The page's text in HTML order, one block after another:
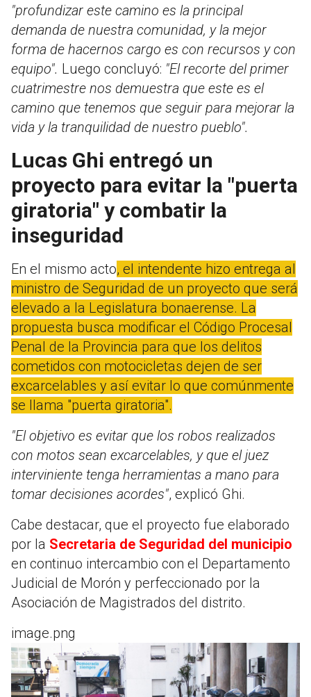
"profundizar este camino es la principal
demanda de nuestra comunidad, y la mejor
forma de hacernos cargo es con recursos y con
equipo". Luego concluyó: "El recorte del primer
cuatrimestre nos demuestra que este es el
camino que tenemos que seguir para mejorar la
vida y la tranquilidad de nuestro pueblo".
Lucas Ghi entregó un
proyecto para evitar la "puerta
giratoria" y combatir la
inseguridad
En el mismo acto, el intendente hizo entrega al
ministro de Seguridad de un proyecto que será
elevado a la Legislatura bonaerense. La
propuesta busca modificar el Código Procesal
Penal de la Provincia para que los delitos
cometidos con motocicletas dejen de ser
excarcelables y así evitar lo que comúnmente
se llama "puerta giratoria".
"El objetivo es evitar que los robos realizados
con motos sean excarcelables, y que el juez
interviniente tenga herramientas a mano para
tomar decisiones acordes", explicó Ghi.
Cabe destacar, que el proyecto fue elaborado
por la Secretaria de Seguridad del municipio
en continuo intercambio con el Departamento
Judicial de Morón y perfeccionado por la
Asociación de Magistrados del distrito.
image.png